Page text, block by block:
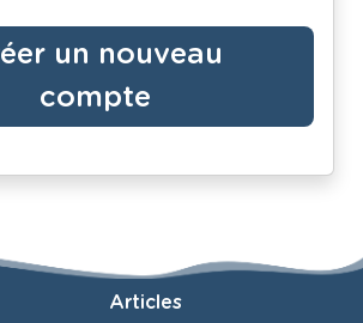
un nouveau
compte
Articles